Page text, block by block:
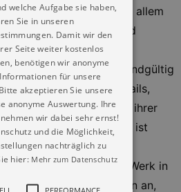
oft unsachlich und vor allem
wurde es zwingend
Instanz die
professionell und endgültig
nur die kleinlichen Details,
Die Schöpfung – in all ihrer
zu stemmen, ist
ein Titan wie er – Olaf
Service bietet er sein Werk in
geordneten Häppchen an,
welche Aufgabe sie haben,
Sie in unseren
Damit wir den
Seite weiter kostenlos
benötigen wir anonyme
für unsere
akzeptieren Sie unsere
anonyme Auswertung. Ihre
wir dabei sehr ernst!
und die Möglichkeit,
nachträglich zu
hier: Mehr zum Datenschutz
PERFORMANCE